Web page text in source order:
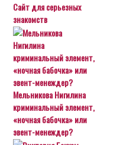
Сайт для серьезных
знакомств
Мельникова Нигилина
криминальный элемент,
«ночная бабочка» или
эвент-менеждер?